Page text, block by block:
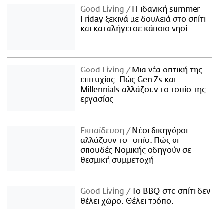
Good Living
Η ιδανική summer
Friday ξεκινά με δουλειά στο σπίτι
και καταλήγει σε κάποιο νησί
Good Living
Μια νέα οπτική της
επιτυχίας: Πώς Gen Zs και
Millennials αλλάζουν το τοπίο της
εργασίας
Εκπαίδευση
Νέοι δικηγόροι
αλλάζουν το τοπίο: Πώς οι
σπουδές Νομικής οδηγούν σε
θεσμική συμμετοχή
Good Living
Το BBQ στο σπίτι δεν
θέλει χώρο. Θέλει τρόπο.